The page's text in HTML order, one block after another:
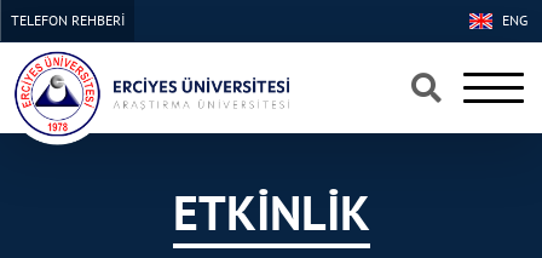
×
×
ENG
TELEFON REHBERİ
ETKİNLİK